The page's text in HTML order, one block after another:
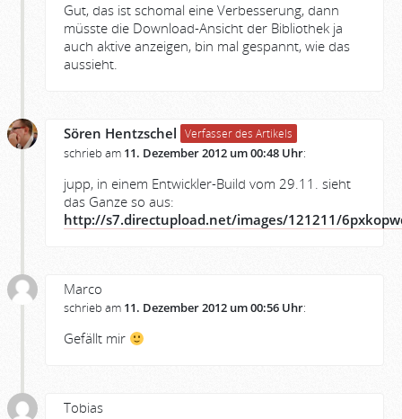
Gut, das ist schomal eine Verbesserung, dann
müsste die Download-Ansicht der Bibliothek ja
auch aktive anzeigen, bin mal gespannt, wie das
aussieht.
Sören Hentzschel Verfasser des Artikels
schrieb am 11. Dezember 2012 um 00:48 Uhr:
jupp, in einem Entwickler-Build vom 29.11. sieht
das Ganze so aus:
http://s7.directupload.net/images/121211/
Marco
schrieb am 11. Dezember 2012 um 00:56 Uhr:
Gefällt mir
Tobias